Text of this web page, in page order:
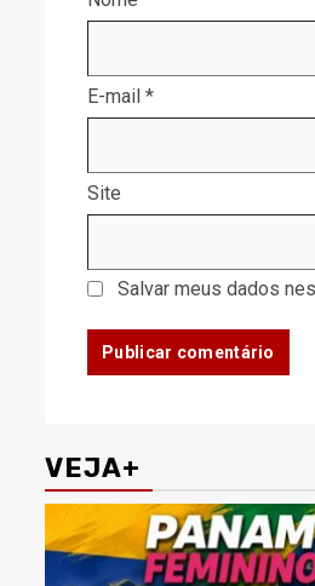
E-mail *
Site
Salvar meus dados
VEJA+